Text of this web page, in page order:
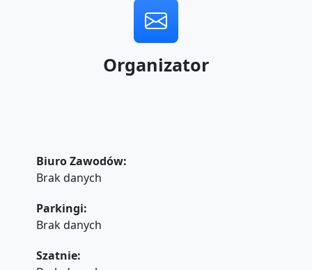
Organizator
Biuro Zawodów:
Brak danych
Parkingi:
Brak danych
Szatnie: